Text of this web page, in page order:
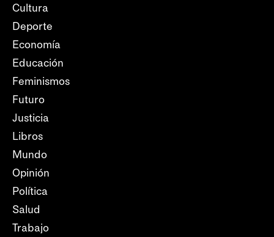
Cultura
Deporte
Economía
Educación
Feminismos
Futuro
Justicia
Libros
Mundo
Opinión
Política
Salud
Trabajo